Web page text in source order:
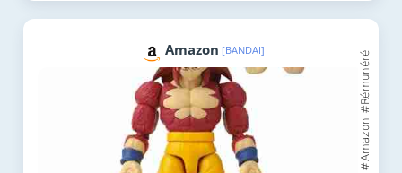
Amazon [BANDAI]